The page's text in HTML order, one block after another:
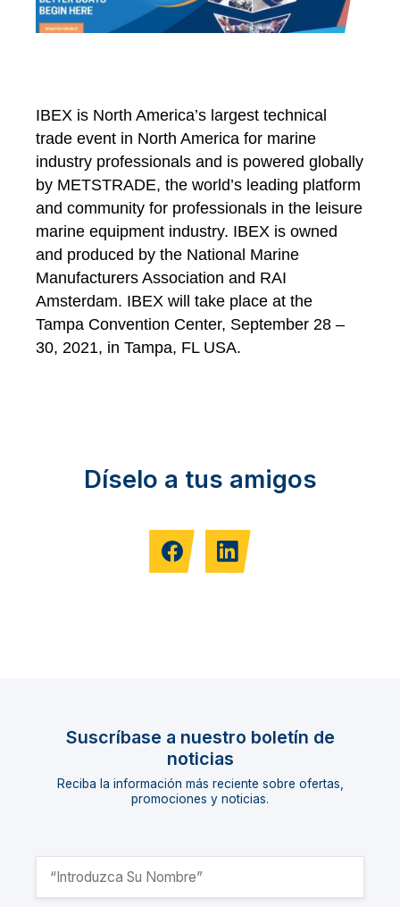
IBEX is North America’s largest technical
trade event in North America for marine
industry professionals and is powered globally
by METSTRADE, the world’s leading platform
and community for professionals in the leisure
marine equipment industry. IBEX is owned
and produced by the National Marine
Manufacturers Association and RAI
Amsterdam. IBEX will take place at the
Tampa Convention Center, September 28 –
30, 2021, in Tampa, FL USA.
Díselo a tus amigos
Suscríbase a nuestro boletín de
noticias
Reciba la información más reciente sobre ofertas,
promociones y noticias.